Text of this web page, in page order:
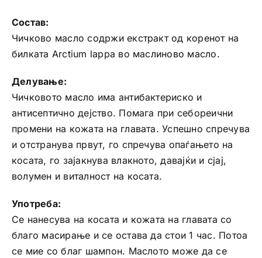
Состав:
Чичково масло содржи екстракт од коренот на
билката Arctium lappa во маслиново масло.
Делување:
Чичковото масло има антибактериско и
антисептично дејство. Помага при себореични
промени на кожата на главата. Успешно спречува
и отстранува првут, го спречува опаѓањето на
косата, го зајакнува влакното, давајќи и сјај,
волумен и виталност на косата.
Употреба:
Се нанесува на косата и кожата на главата со
благо масирање и се остава да стои 1 час. Потоа
се мие со благ шампон. Маслото може да се